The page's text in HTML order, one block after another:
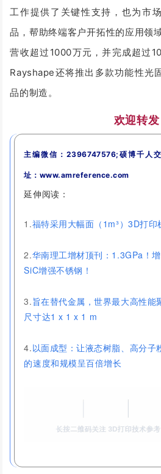
工作提供了关键性支持，也为市
品，帮助终端客户开拓性的应用领
营收超过1000万元，并完成超过
Rayshape还将推出多款功能性光
品的制造。
欢迎转发
主编微信：2396747576;硕博千人
址：www.amreference.com
延伸阅读：
1.福特采用大幅面（1m³）3D打
2.华南理工增材顶刊：1.3GPa！
SiC增强不锈钢！
3. 旨在替代金属，世界最大高性能
尺寸达1 x 1 x 1 m
4.以面成型：让液态树脂、高分子
的速度和规模呈百倍增长